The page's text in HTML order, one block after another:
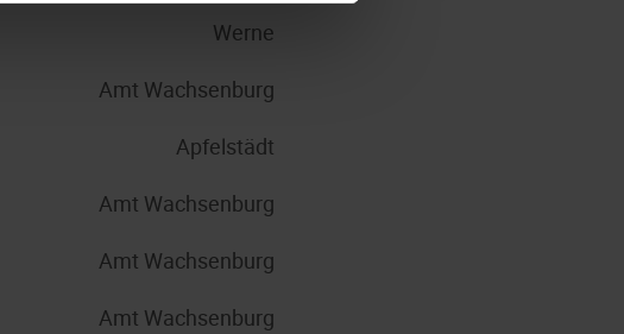
Werne
Amt Wachsenburg
Apfelstädt
Amt Wachsenburg
Amt Wachsenburg
Amt Wachsenburg